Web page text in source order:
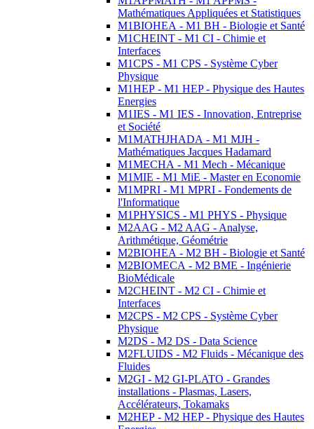
Mathématiques Appliquées et Statistiques
M1BIOHEA - M1 BH - Biologie et Santé
M1CHEINT - M1 CI - Chimie et
Interfaces
M1CPS - M1 CPS - Système Cyber
Physique
M1HEP - M1 HEP - Physique des Hautes
Energies
M1IES - M1 IES - Innovation, Entreprise
et Société
M1MATHJHADA - M1 MJH -
Mathématiques Jacques Hadamard
M1MECHA - M1 Mech - Mécanique
M1MIE - M1 MiE - Master en Economie
M1MPRI - M1 MPRI - Fondements de
l'Informatique
M1PHYSICS - M1 PHYS - Physique
M2AAG - M2 AAG - Analyse,
Arithmétique, Géométrie
M2BIOHEA - M2 BH - Biologie et Santé
M2BIOMECA - M2 BME - Ingénierie
BioMédicale
M2CHEINT - M2 CI - Chimie et
Interfaces
M2CPS - M2 CPS - Système Cyber
Physique
M2DS - M2 DS - Data Science
M2FLUIDS - M2 Fluids - Mécanique des
Fluides
M2GI - M2 GI-PLATO - Grandes
installations - Plasmas, Lasers,
Accélérateurs, Tokamaks
M2HEP - M2 HEP - Physique des Hautes